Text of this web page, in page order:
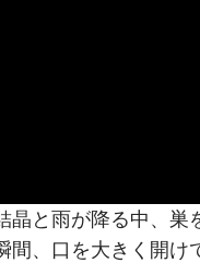
晶と雨が降る中、
間、口を大きく開